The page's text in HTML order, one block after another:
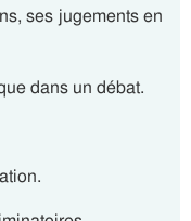
ses jugements en
dans un débat.